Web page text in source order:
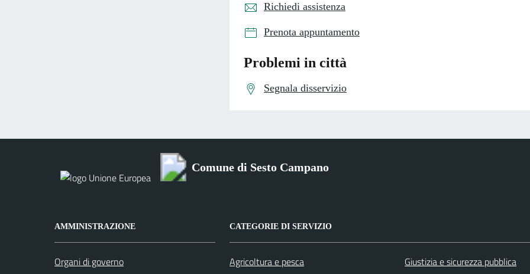
Richiedi assistenza
Prenota appuntamento
Problemi in città
Segnala disservizio
Comune di Sesto Campano
AMMINISTRAZIONE
Organi di governo
CATEGORIE DI SERVIZIO
Agricoltura e pesca
Giustizia e sicurezza pubblica